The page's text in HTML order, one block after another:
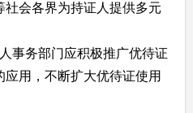
会各界为持证人提供多元
事务部门应积极推广优待证
用，不断扩大优待证使用